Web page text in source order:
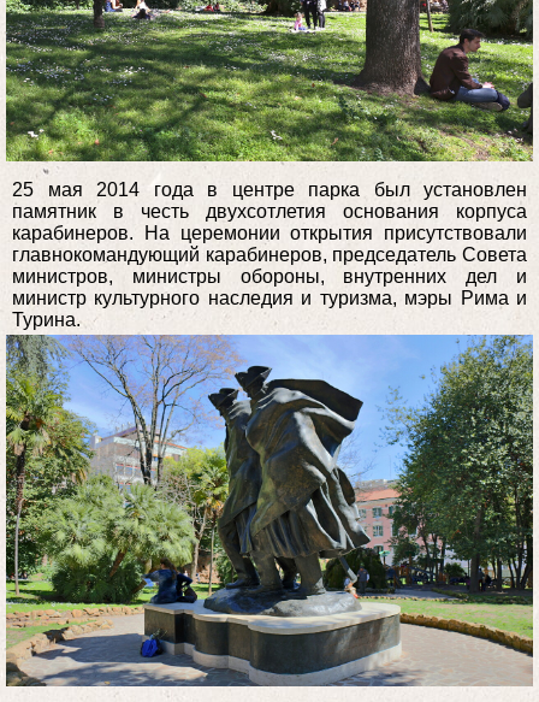
25 мая 2014 года в центре парка был установлен
памятник в честь двухсотлетия основания корпуса
карабинеров. На церемонии открытия присутствовали
главнокомандующий карабинеров, председатель Совета
министров, министры обороны, внутренних дел и
министр культурного наследия и туризма, мэры Рима и
Турина.